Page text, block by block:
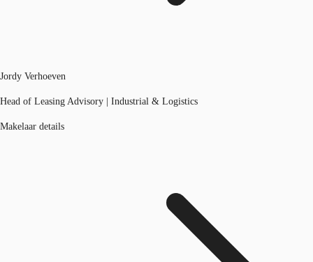
Jordy Verhoeven
Head of Leasing Advisory | Industrial & Logistics
Makelaar details